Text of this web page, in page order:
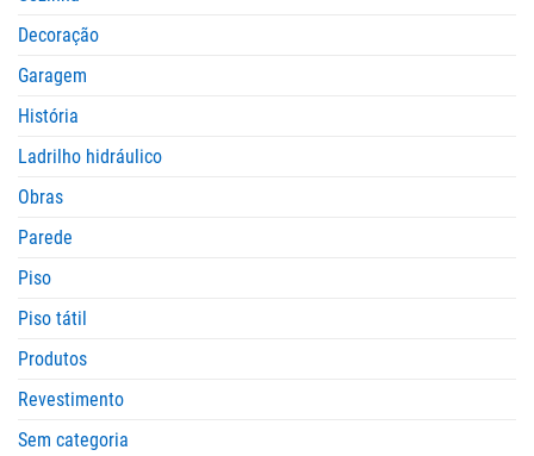
Decoração
Garagem
História
Ladrilho hidráulico
Obras
Parede
Piso
Piso tátil
Produtos
Revestimento
Sem categoria